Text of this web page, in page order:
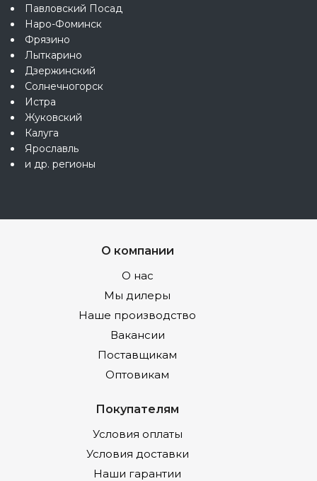
Павловский Посад
Наро-Фоминск
Фрязино
Лыткарино
Дзержинский
Солнечногорск
Истра
Жуковский
Калуга
Ярославль
и др. регионы
О компании
О нас
Мы дилеры
Наше производство
Вакансии
Поставщикам
Оптовикам
Покупателям
Условия оплаты
Условия доставки
Наши гарантии